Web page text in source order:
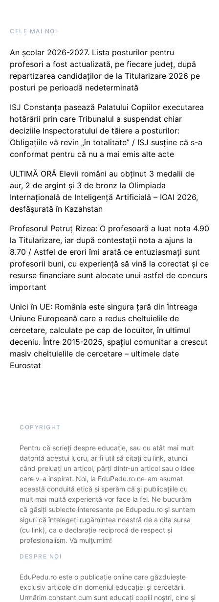
CELE MAI NOI
An școlar 2026-2027. Lista posturilor pentru
profesori a fost actualizată, pe fiecare județ, după
repartizarea candidaților de la Titularizare 2026 pe
posturi pe perioadă nedeterminată
ISJ Constanța pasează Palatului Copiilor executarea
hotărârii prin care Tribunalul a suspendat chiar
deciziile Inspectoratului de tăiere a posturilor:
Obligațiile vă revin „în totalitate” / ISJ susține că s-a
conformat pentru că nu a mai emis alte acte
ULTIMĂ ORĂ Elevii români au obținut 3 medalii de
aur, 2 de argint și 3 de bronz la Olimpiada
Internațională de Inteligență Artificială – IOAI 2026,
desfășurată în Kazahstan
Profesorul Petruț Rizea: O profesoară a luat nota 4.90
la Titularizare, iar după contestații nota a ajuns la
8.70 / Astfel de erori îmi arată ce entuziasmați sunt
profesorii buni, cu experiență să vină la corectat și ce
resurse financiare sunt alocate unui astfel de concurs
important
Unici în UE: România este singura țară din întreaga
Uniune Europeană care a redus cheltuielile de
cercetare, calculate pe cap de locuitor, în ultimul
deceniu. Între 2015-2025, spațiul comunitar a crescut
masiv cheltuielile de cercetare – ultimele date
Eurostat
COPYRIGHT
Pentru că scrieți despre educație, sau cu atât mai mult
datorită acestui lucru, ar fi util să citați cu link, atunci
când preluați un articol, părți dintr-un articol sau o idee
care v-a inspirat. Noi, la EduPedu.ro ne-am asumat
această conduită etică și sperăm că și publicațiile cu
mult mai multă experiență vor face la fel. Ne bucurăm
că găsiți subiecte interesante pe Edupedu.ro și suntem
siguri că înțelegeți rugămintea noastră de a cita sursa
(cu link), ca o declarație reciprocă de respect și
profesionalism. Vă mulțumim!
DESPRE NOI
EduPedu.ro este o publicație online care găzduiește
exclusiv articole din domeniul educației și cercetării.
Urmărim constant cum sunt educați copiii noștri, cine și